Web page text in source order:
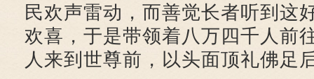
民欢声雷动，而善觉长者听到这
欢喜，于是带领着八万四千人前
人来到世尊前，以头面顶礼佛足